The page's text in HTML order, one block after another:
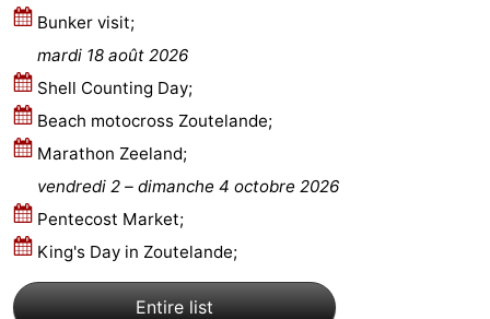
Duiveland
-
Renesse
Brouwershaven
-
Bruinisse
-
Zierikzee
-
Nature
Oosterschelde
-
Burgh
-
Bunker visit;
mardi 18 août 2026
Shell Counting Day;
Beach motocross Zoutelande;
Marathon Zeeland;
vendredi 2 –
dimanche 4 octobre 2026
Pentecost Market;
King's Day in Zoutelande;
Entire list